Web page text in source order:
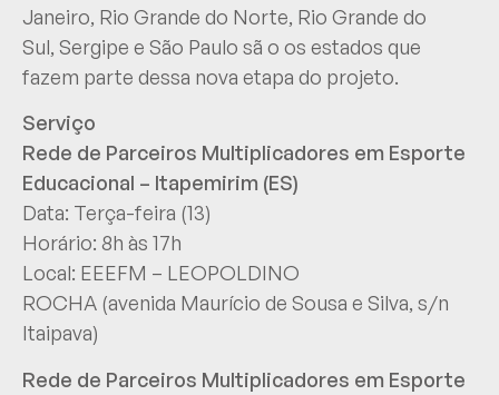
Janeiro, Rio Grande do Norte, Rio Grande do
Sul, Sergipe e São Paulo sã o os estados que
fazem parte dessa nova etapa do projeto.
Serviço
Rede de Parceiros Multiplicadores em Esporte
Educacional – Itapemirim (ES)
Data: Terça-feira (13)
Horário: 8h às 17h
Local: EEEFM – LEOPOLDINO
ROCHA (avenida Maurício de Sousa e Silva, s/n
Itaipava)
Rede de Parceiros Multiplicadores em Esporte